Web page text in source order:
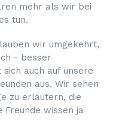
mehr als wir bei
tun.
wir umgekehrt,
- besser
auch auf unsere
aus. Wir sehen
zu erläutern, die
Freunde wissen ja